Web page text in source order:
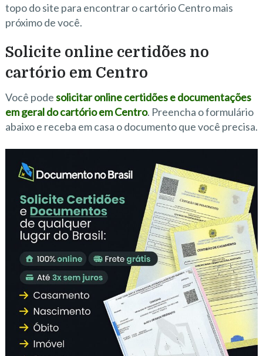
topo do site para encontrar o cartório Centro mais
próximo de você.
Solicite online certidões no
cartório em Centro
Você podesolicitar online certidões e documentações
em geral do cartório em Centro. Preencha o formulário
abaixo e receba em casa o documento que você precisa.